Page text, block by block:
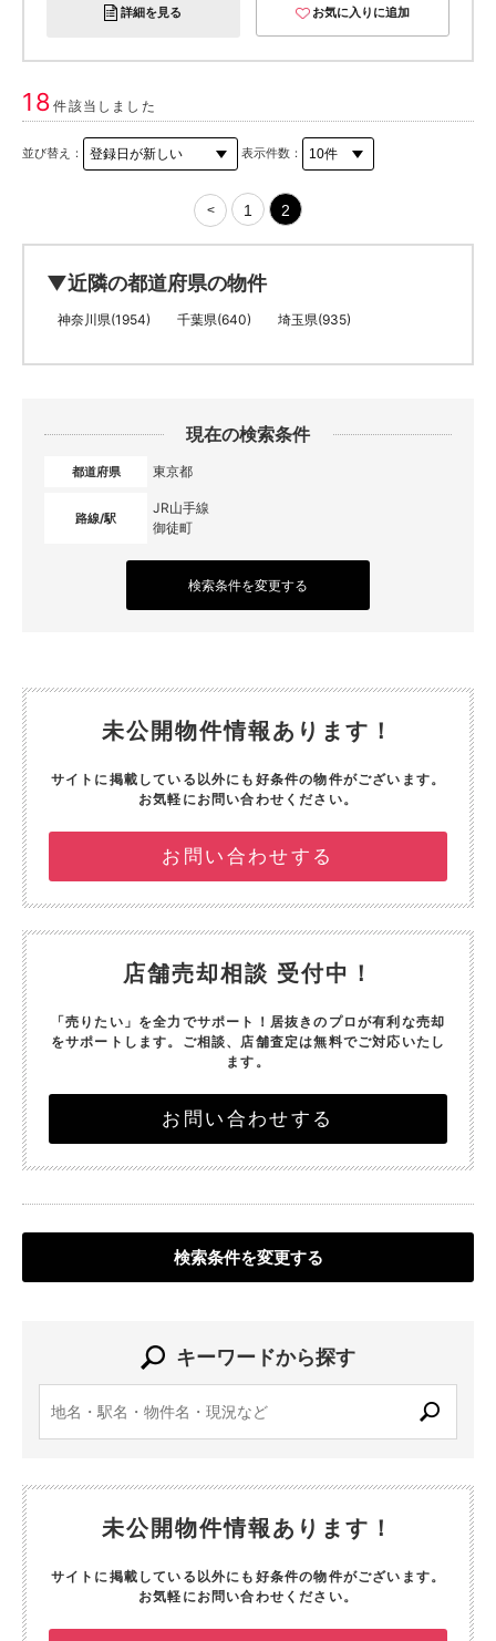
詳細を見る お気に入りに追加
18件該当しました
並び替え： 表示件数：
< 1 2
▼近隣の都道府県の物件
神奈川県(1954) 千葉県(640) 埼玉県(935)
現在の検索条件
都道府県 東京都
路線/駅
JR山手線
御徒町
検索条件を変更する
未公開物件情報あります！
サイトに掲載している以外にも好条件の物件がございます。
お気軽にお問い合わせください。
お問い合わせする
店舗売却相談 受付中！
「売りたい」を全力でサポート！ 居抜きのプロが有利な売却
をサポートします。 ご相談、店舗査定は無料でご対応いたし
ます。
お問い合わせする
検索条件を変更する
キーワードから探す
未公開物件情報あります！
サイトに掲載している以外にも好条件の物件がございます。
お気軽にお問い合わせください。